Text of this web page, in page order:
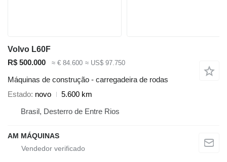
Volvo L60F
R$ 500.000
≈ € 84.600 ≈ US$ 97.750
Máquinas de construção - carregadeira de rodas
Estado novo
5.600 km
Brasil, Desterro de Entre Rios
AM MÁQUINAS